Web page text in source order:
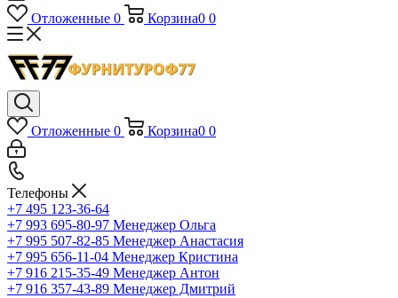
Отложенные 0 Корзина0 0
Отложенные 0 Корзина0 0
Телефоны
+7 495 123-36-64
+7 993 695-80-97 Менеджер Ольга
+7 995 507-82-85 Менеджер Анастасия
+7 995 656-11-04 Менеджер Кристина
+7 916 215-35-49 Менеджер Антон
+7 916 357-43-89 Менеджер Дмитрий